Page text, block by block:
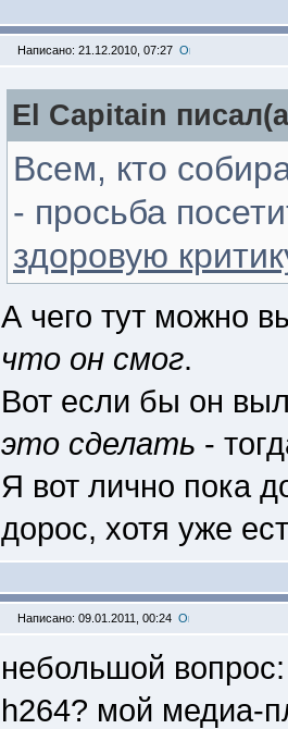
Написано: 21.12.2010, 07:27
El Capitain
Всем, кто
- просьба
здоровую
А чего тут можно
что он смог.
Вот если бы он
это сделать -
Я вот лично пока
дорос, хотя уже
Написано: 09.01.2011, 00:24
небольшой вопрос:
h264? мой медиа-